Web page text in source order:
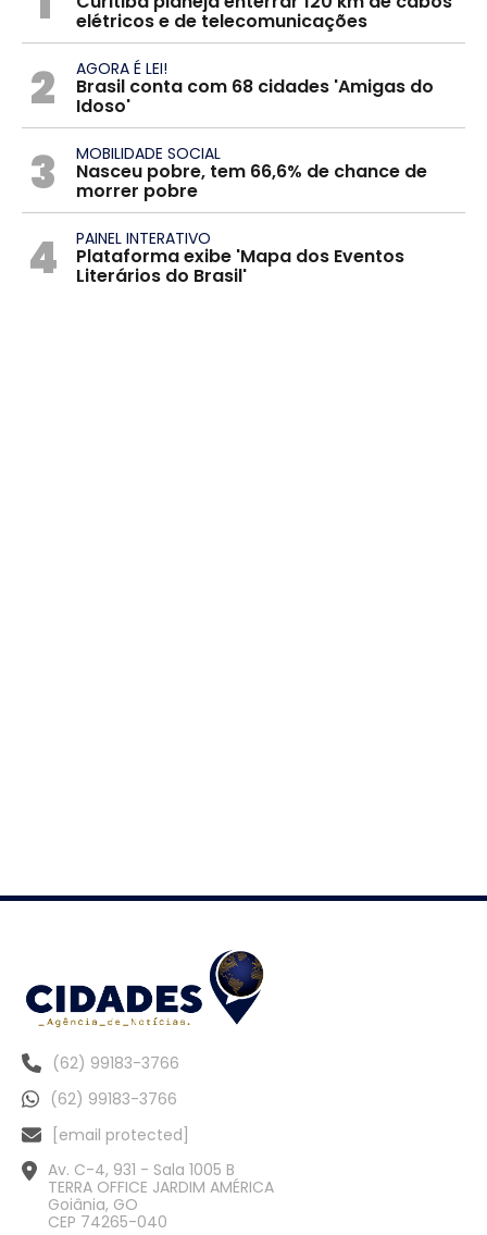
elétricos e de telecomunicações
2 AGORA É LEI!
Brasil conta com 68 cidades 'Amigas do
Idoso'
3 MOBILIDADE SOCIAL
Nasceu pobre, tem 66,6% de chance de
morrer pobre
4 PAINEL INTERATIVO
Plataforma exibe 'Mapa dos Eventos
Literários do Brasil'
(62) 99183-3766
(62) 99183-3766
[email protected]
Av. C-4, 931 - Sala 1005 B
TERRA OFFICE JARDIM AMÉRICA
Goiânia, GO
CEP 74265-040